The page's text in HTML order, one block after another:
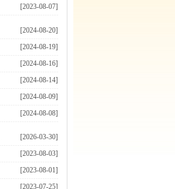
[2023-08-07]
[2024-08-20]
[2024-08-19]
[2024-08-16]
[2024-08-14]
[2024-08-09]
[2024-08-08]
[2026-03-30]
[2023-08-03]
[2023-08-01]
[2023-07-25]